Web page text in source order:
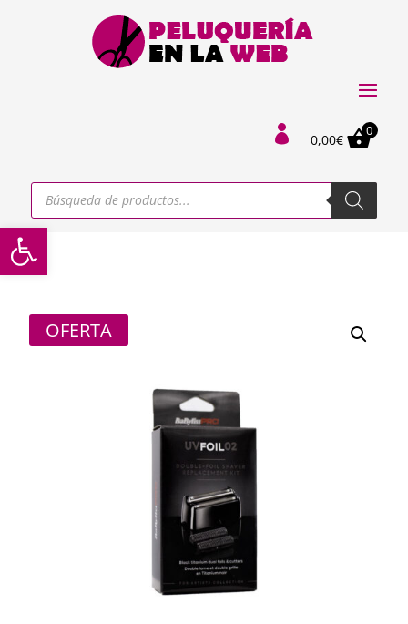
Abrir barra de herramientas
 0,00€
0
Búsqueda
productos
OFERTA